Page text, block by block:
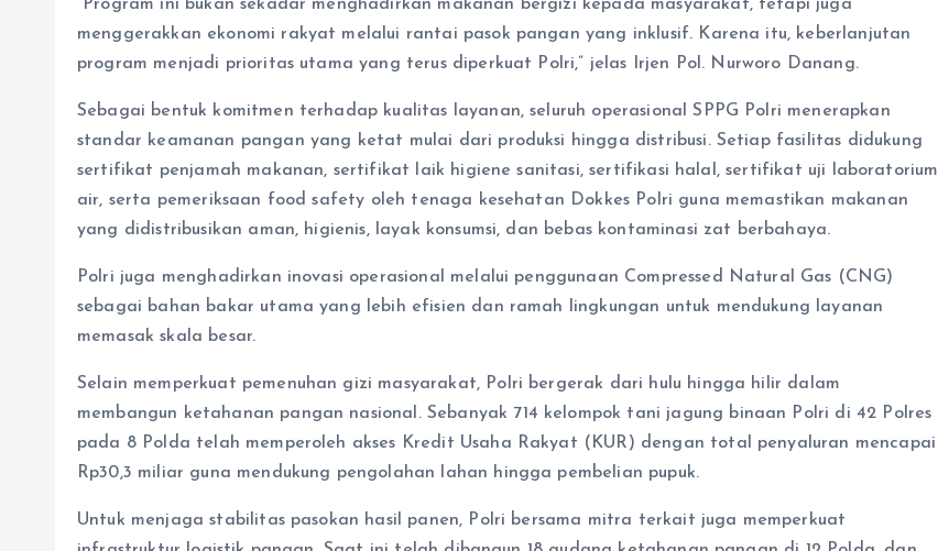
“Program ini bukan sekadar menghadirkan makanan bergizi kepada masyarakat, tetapi juga
menggerakkan ekonomi rakyat melalui rantai pasok pangan yang inklusif. Karena itu, keberlanjutan
program menjadi prioritas utama yang terus diperkuat Polri,” jelas Irjen Pol. Nurworo Danang.
Sebagai bentuk komitmen terhadap kualitas layanan, seluruh operasional SPPG Polri menerapkan
standar keamanan pangan yang ketat mulai dari produksi hingga distribusi. Setiap fasilitas didukung
sertifikat penjamah makanan, sertifikat laik higiene sanitasi, sertifikasi halal, sertifikat uji laboratorium
air, serta pemeriksaan food safety oleh tenaga kesehatan Dokkes Polri guna memastikan makanan
yang didistribusikan aman, higienis, layak konsumsi, dan bebas kontaminasi zat berbahaya.
Polri juga menghadirkan inovasi operasional melalui penggunaan Compressed Natural Gas (CNG)
sebagai bahan bakar utama yang lebih efisien dan ramah lingkungan untuk mendukung layanan
memasak skala besar.
Selain memperkuat pemenuhan gizi masyarakat, Polri bergerak dari hulu hingga hilir dalam
membangun ketahanan pangan nasional. Sebanyak 714 kelompok tani jagung binaan Polri di 42 Polres
pada 8 Polda telah memperoleh akses Kredit Usaha Rakyat (KUR) dengan total penyaluran mencapai
Rp30,3 miliar guna mendukung pengolahan lahan hingga pembelian pupuk.
Untuk menjaga stabilitas pasokan hasil panen, Polri bersama mitra terkait juga memperkuat